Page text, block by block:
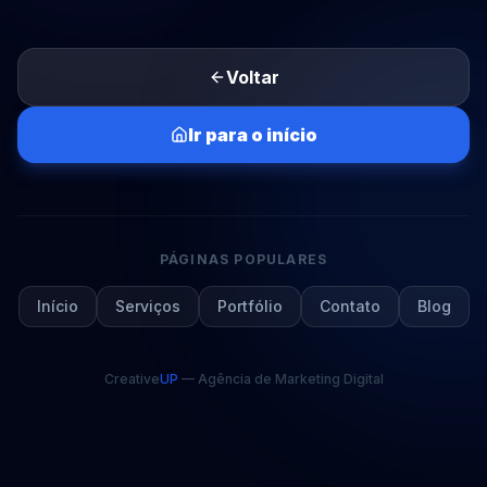
Voltar
Ir para o início
PÁGINAS POPULARES
Início Serviços Portfólio Contato Blog
CreativeUP — Agência de Marketing Digital